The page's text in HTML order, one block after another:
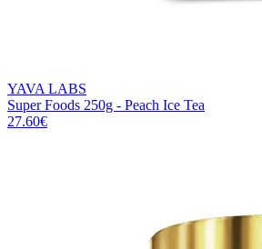
YAVA LABS
Super Foods 250g - Peach Ice Tea
27.60€